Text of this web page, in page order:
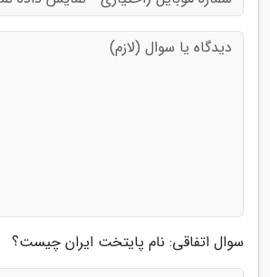
سوال اتفاقی: نام پایتخت ایران چیست؟